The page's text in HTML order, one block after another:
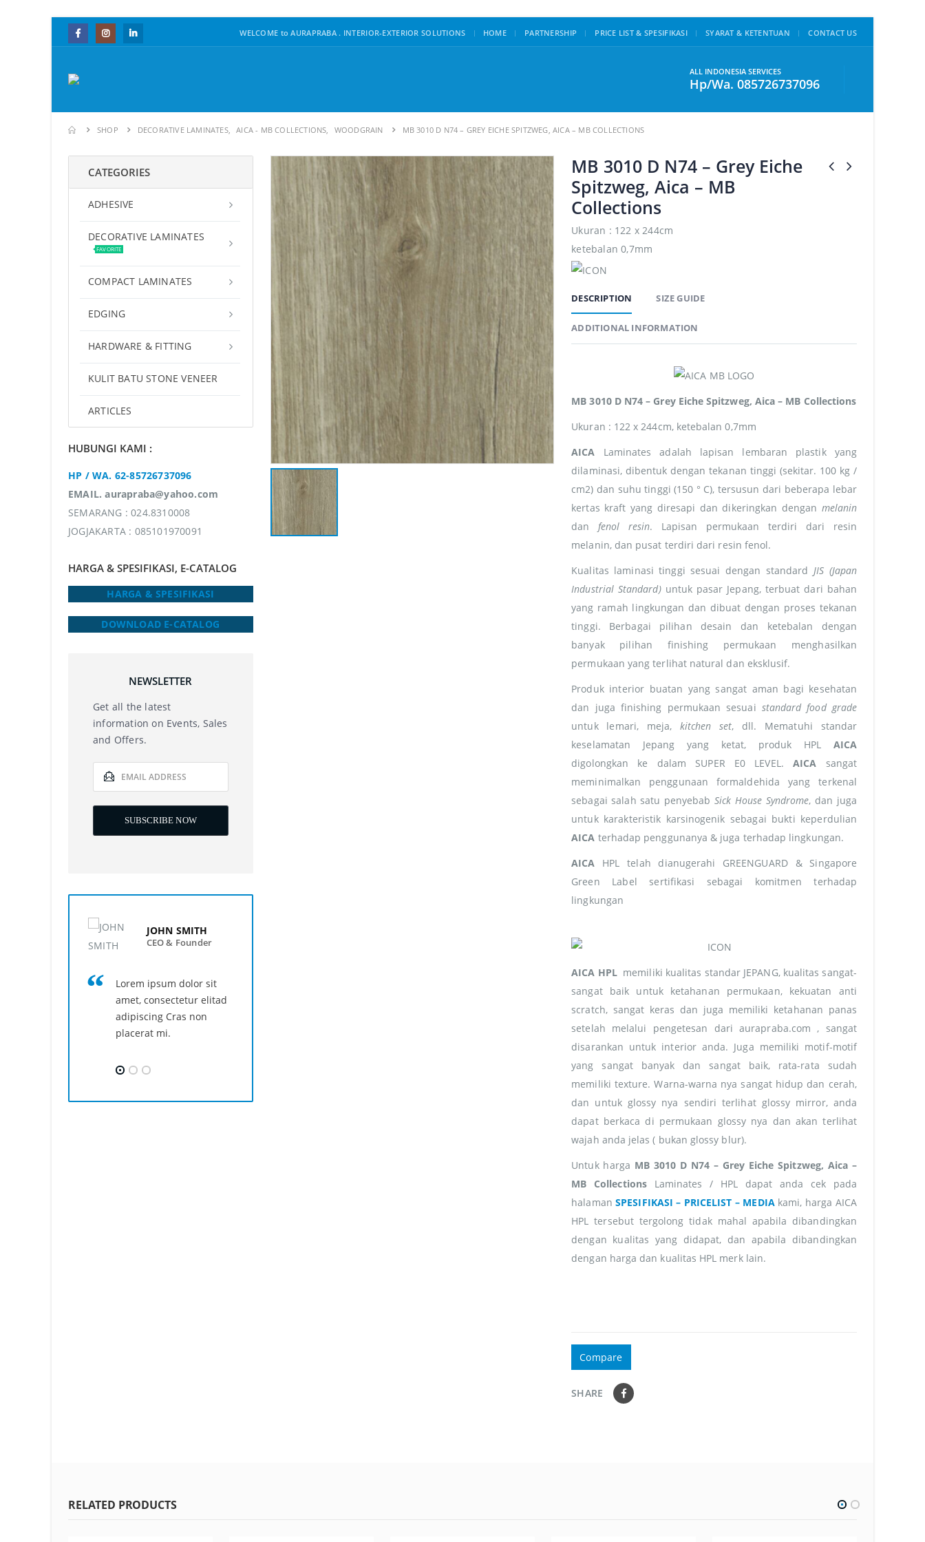
WELCOME to AURAPRABA . INTERIOR-EXTERIOR SOLUTIONS | HOME PARTNERSHIP PRICE LIST & SPESIFIKASI SYARAT & KETENTUAN CONTACT US
ALL INDONESIA SERVICES
Hp/Wa. 085726737096
SHOP DECORATIVE LAMINATES, AICA - MB COLLECTIONS, WOODGRAIN MB 3010 D N74 – GREY EICHE SPITZWEG, AICA – MB COLLECTIONS
MB 3010 D N74 – Grey Eiche
Spitzweg, Aica – MB
Collections
Ukuran : 122 x 244cm
ketebalan 0,7mm
DESCRIPTION SIZE GUIDE
ADDITIONAL INFORMATION
MB 3010 D N74 – Grey Eiche Spitzweg, Aica – MB Collections
Ukuran : 122 x 244cm, ketebalan 0,7mm
AICA Laminates adalah lapisan lembaran plastik yang
dilaminasi, dibentuk dengan tekanan tinggi (sekitar. 100 kg /
cm2) dan suhu tinggi (150 ° C), tersusun dari beberapa lebar
kertas kraft yang diresapi dan dikeringkan dengan melanin
dan fenol resin. Lapisan permukaan terdiri dari resin
melanin, dan pusat terdiri dari resin fenol.
Kualitas laminasi tinggi sesuai dengan standard JIS (Japan
Industrial Standard)untuk pasar Jepang, terbuat dari bahan
yang ramah lingkungan dan dibuat dengan proses tekanan
tinggi. Berbagai pilihan desain dan ketebalan dengan
banyak pilihan finishing permukaan menghasilkan
permukaan yang terlihat natural dan eksklusif.
Produk interior buatan yang sangat aman bagi kesehatan
dan juga finishing permukaan sesuai standard food grade
untuk lemari, meja, kitchen set, dll. Mematuhi standar
keselamatan Jepang yang ketat, produk HPL AICA
digolongkan ke dalam SUPER E0 LEVEL.AICA sangat
meminimalkan penggunaan formaldehida yang terkenal
sebagai salah satu penyebabSick House Syndrome, dan juga
untuk karakteristik karsinogenik sebagai bukti keperdulian
AICA terhadap penggunanya & juga terhadap lingkungan.
AICA HPL telah dianugerahi GREENGUARD & Singapore
Green Label sertifikasi sebagai komitmen terhadap
lingkungan
AICA HPL memiliki kualitas standar JEPANG, kualitas sangat-
sangat baik untuk ketahanan permukaan, kekuatan anti
scratch, sangat keras dan juga memiliki ketahanan panas
setelah melalui pengetesan dari aurapraba.com , sangat
disarankan untuk interior anda. Juga memiliki motif-motif
yang sangat banyak dan sangat baik, rata-rata sudah
memiliki texture. Warna-warna nya sangat hidup dan cerah,
dan untuk glossy nya sendiri terlihat glossy mirror, anda
dapat berkaca di permukaan glossy nya dan akan terlihat
wajah anda jelas ( bukan glossy blur).
Untuk harga MB 3010 D N74 – Grey Eiche Spitzweg, Aica –
MB CollectionsLaminates / HPL dapat anda cek pada
halaman SPESIFIKASI – PRICELIST – MEDIAkami, harga AICA
HPL tersebut tergolong tidak mahal apabila dibandingkan
dengan kualitas yang didapat, dan apabila dibandingkan
dengan harga dan kualitas HPL merk lain.
Compare
SHARE
CATEGORIES
ADHESIVE
DECORATIVE LAMINATES
FAVORITE
COMPACT LAMINATES
EDGING
HARDWARE & FITTING
KULIT BATU STONE VENEER
ARTICLES
HUBUNGI KAMI :
HP / WA. 62-85726737096
EMAIL. aurapraba@yahoo.com
SEMARANG : 024.8310008
JOGJAKARTA : 085101970091
HARGA & SPESIFIKASI, E-CATALOG
HARGA & SPESIFIKASI
DOWNLOAD E-CATALOG
NEWSLETTER
Get all the latest
information on Events, Sales
and Offers.
JOHN SMITH
CEO & Founder
Lorem ipsum dolor sit
amet, consectetur elitad
adipiscing Cras non
placerat mi.
CEO & Founder
amet, consectetur elitad
RELATED PRODUCTS